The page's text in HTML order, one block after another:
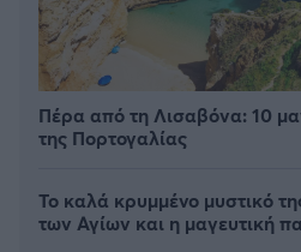
Πέρα από τη Λισαβόνα: 10
της Πορτογαλίας
Το καλά κρυμμένο μυστικό
των Αγίων και η μαγευτική